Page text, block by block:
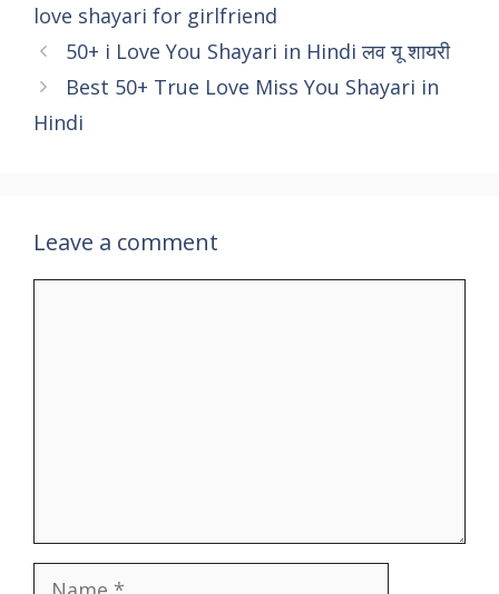
love shayari for girlfriend
50+ i Love You Shayari in Hindi लव यू शायरी
Best 50+ True Love Miss You Shayari in
Hindi
Leave a comment